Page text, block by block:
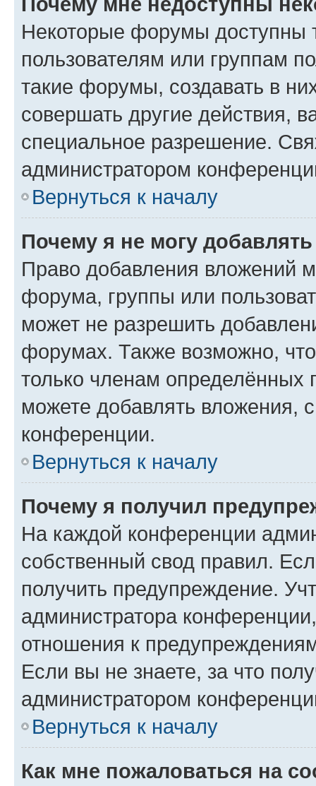
Некоторые форумы доступны
пользователям или группам
такие форумы, создавать в
совершать другие действия,
специальное разрешение.
администратором
Вернуться к началу
Почему я не могу
Право добавления вложений
форума, группы или
может не разрешить
форумах. Также возможно,
только членам определённых
можете добавлять вложения,
конференции.
Вернуться к началу
Почему я получил
На каждой конференции
собственный свод правил.
получить предупреждение.
администратора
отношения к
Если вы не знаете, за что
администратором
Вернуться к началу
Как мне пожаловаться на